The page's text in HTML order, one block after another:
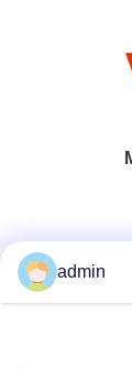
0086-
admin